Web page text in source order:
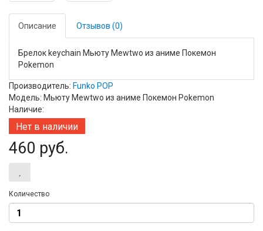
Описание Отзывов (0)
Брелок keychain Мьюту Mewtwo из аниме Покемон
Pokemon
Производитель: Funko POP
Модель: Мьюту Mewtwo из аниме Покемон Pokemon
Наличие:
Нет в наличии
460 руб.
Количество